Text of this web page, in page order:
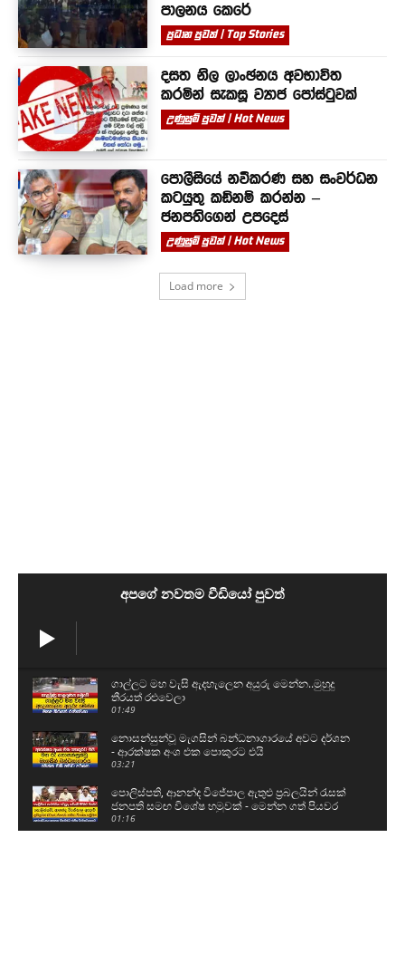
පාලනය කෙරේ
ප්‍රධාන පුවත් | Top Stories
දසත නිල ලාංඡනය අවභාවිත
කරමින් සැකසූ ව්‍යාජ පෝස්ටුවක්
උණුසුම් පුවත් | Hot News
පොලීසියේ නවීකරණ සහ සංවර්ධන
කටයුතු කඩිනම් කරන්න –
ජනපතිගෙන් උපදෙස්
උණුසුම් පුවත් | Hot News
Load more
අපගේ නවතම වීඩියෝ පුවත්
ගාල්ලට මහ වැසි ඇදහැලෙන අයුරු මෙන්න..මුහුදු
තීරයත් රළුවෙලා
01:49
නොසන්සුන්වූ මැගසින් බන්ධනාගාරයේ අවට දර්ශන
- ආරක්ෂක අංශ එක පොකුරට එයි
03:21
පොලිස්පති, ආනන්ද විජේපාල ඇතුළු ප්‍රබලයින් රැසක්
ජනපති සමඟ විශේෂ හමුවක් - මෙන්න ගත් පියවර
01:16